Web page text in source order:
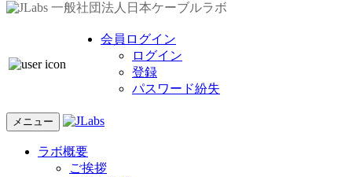
一般社団法人日本ケーブルラボ
会員ログイン
ログイン
登録
パスワード紛失
メニュー
ラボ概要
ご挨拶